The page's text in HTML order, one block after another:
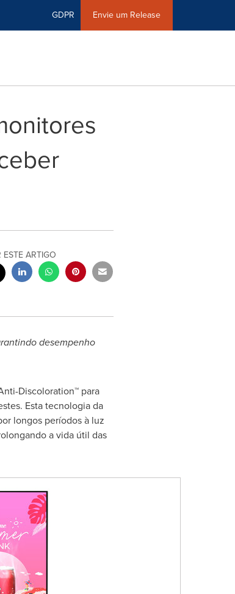
GDPR Envie um Release
ESTE ARTIGO
desempenho
Discoloration™ para
Esta tecnologia da
longos períodos à luz
a vida útil das